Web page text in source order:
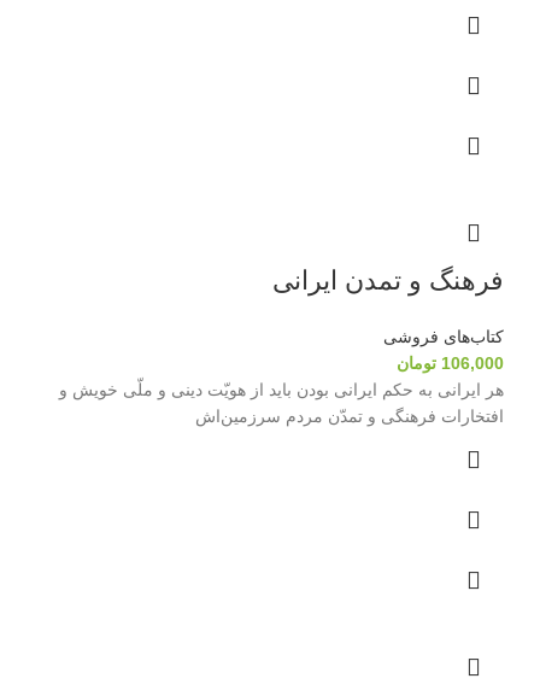
فرهنگ و تمدن ایرانی
کتاب‌های فروشی
106,000 تومان
هر ایرانی به حکم ایرانی بودن باید از هویّت دینی و ملّی خویش و
افتخارات فرهنگی و تمدّن مردم سرزمین‌اش